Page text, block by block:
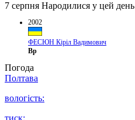
7 серпня Народилися у цей день
2002
ФЕСЮН Кіріл Вадимович
Вр
Погода
Полтава
вологість:
тиск: